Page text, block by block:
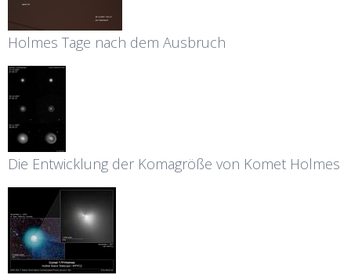
Holmes Tage nach dem Ausbruch
Die Entwicklung der Komagröße von Komet Holmes